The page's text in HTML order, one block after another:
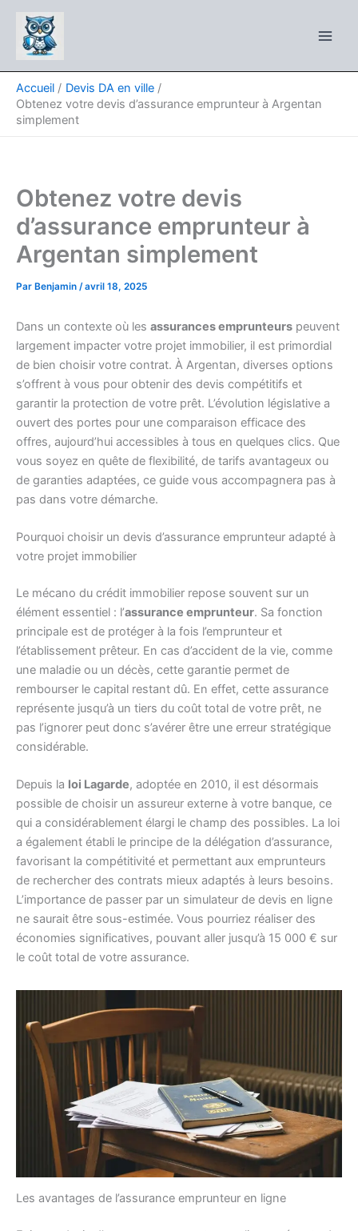
contenu
Accueil
Devis DA en ville
Obtenez votre devis d’assurance emprunteur à Argentan
simplement
Obtenez votre devis
d’assurance emprunteur à
Argentan simplement
Par Benjamin /avril 18, 2025
Dans un contexte où les assurances emprunteurs peuvent
largement impacter votre projet immobilier, il est primordial
de bien choisir votre contrat. À Argentan, diverses options
s’offrent à vous pour obtenir des devis compétitifs et
garantir la protection de votre prêt. L’évolution législative a
ouvert des portes pour une comparaison efficace des
offres, aujourd’hui accessibles à tous en quelques clics. Que
vous soyez en quête de flexibilité, de tarifs avantageux ou
de garanties adaptées, ce guide vous accompagnera pas à
pas dans votre démarche.
Pourquoi choisir un devis d’assurance emprunteur adapté à
votre projet immobilier
Le mécano du crédit immobilier repose souvent sur un
élément essentiel : l’assurance emprunteur. Sa fonction
principale est de protéger à la fois l’emprunteur et
l’établissement prêteur. En cas d’accident de la vie, comme
une maladie ou un décès, cette garantie permet de
rembourser le capital restant dû. En effet, cette assurance
représente jusqu’à un tiers du coût total de votre prêt, ne
pas l’ignorer peut donc s’avérer être une erreur stratégique
considérable.
Depuis la loi Lagarde, adoptée en 2010, il est désormais
possible de choisir un assureur externe à votre banque, ce
qui a considérablement élargi le champ des possibles. La loi
a également établi le principe de la délégation d’assurance,
favorisant la compétitivité et permettant aux emprunteurs
de rechercher des contrats mieux adaptés à leurs besoins.
L’importance de passer par un simulateur de devis en ligne
ne saurait être sous-estimée. Vous pourriez réaliser des
économies significatives, pouvant aller jusqu’à 15 000 € sur
le coût total de votre assurance.
Les avantages de l’assurance emprunteur en ligne